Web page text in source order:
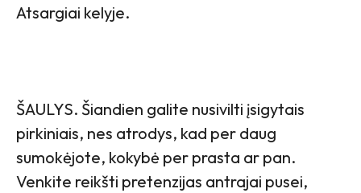
Atsargiai kelyje.
ŠAULYS. Šiandien galite nusivilti įsigytais
pirkiniais, nes atrodys, kad per daug
sumokėjote, kokybė per prasta ar pan.
Venkite reikšti pretenzijas antrajai pusei,